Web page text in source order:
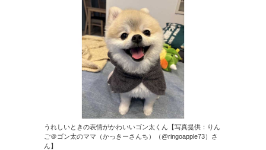
うれしいときの表情がかわいいゴン太くん【写真提供：りん
ご＠ゴン太のママ（かっきーさんち）（@ringoapple73）さ
ん】